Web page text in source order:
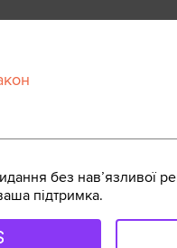
без навʼязливої
підтримка.